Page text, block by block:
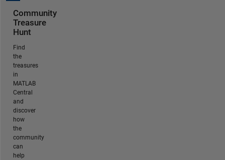
Community
Treasure
Hunt
Find
the
treasures
in
MATLAB
Central
and
discover
how
the
community
can
help